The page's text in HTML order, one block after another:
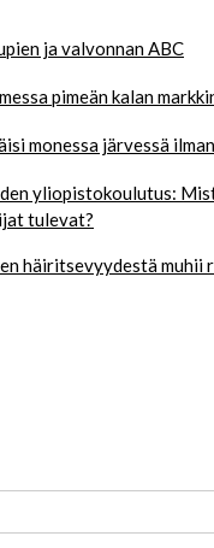
ja valvonnan ABC
pimeän kalan
monessa järvessä
yliopistokoulutus:
tulevat?
häiritsevyydestä muhii